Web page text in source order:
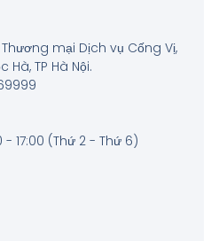
mại Dịch vụ Cống Vị,
Hà, TP Hà Nội.
17:00 (Thứ 2 - Thứ 6)